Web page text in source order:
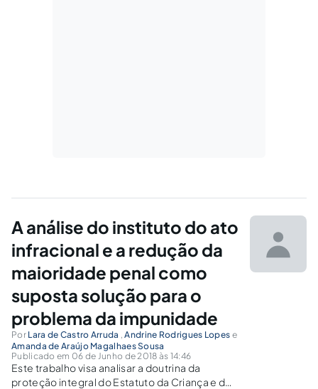
A análise do instituto do ato
infracional e a redução da
maioridade penal como
suposta solução para o
problema da impunidade
Por Lara de Castro Arruda ,Andrine Rodrigues Lopes e
Amanda de Araújo Magalhaes Sousa
Publicado em 06 de Junho de 2018 às 14:46
Este trabalho visa analisar a doutrina da
proteção integral do Estatuto da Criança e do